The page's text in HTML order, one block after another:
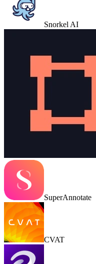
Snorkel AI
SuperAnnotate
CVAT